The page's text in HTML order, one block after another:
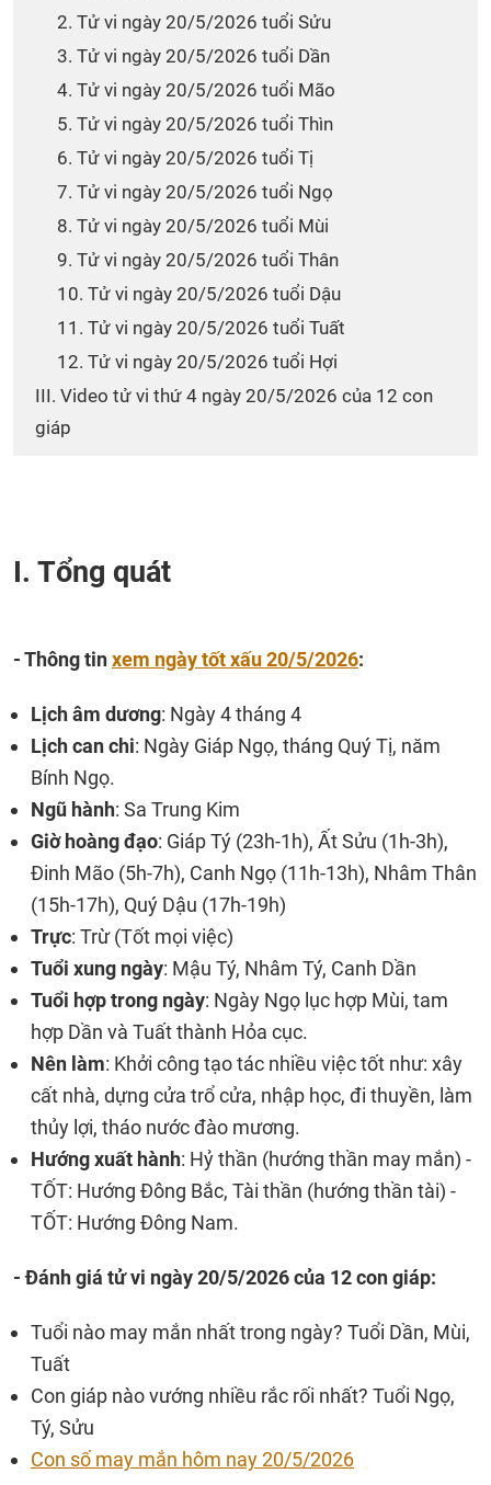
2. Tử vi ngày 20/5/2026 tuổi Sửu
3. Tử vi ngày 20/5/2026 tuổi Dần
4. Tử vi ngày 20/5/2026 tuổi Mão
5. Tử vi ngày 20/5/2026 tuổi Thìn
6. Tử vi ngày 20/5/2026 tuổi Tị
7. Tử vi ngày 20/5/2026 tuổi Ngọ
8. Tử vi ngày 20/5/2026 tuổi Mùi
9. Tử vi ngày 20/5/2026 tuổi Thân
10. Tử vi ngày 20/5/2026 tuổi Dậu
11. Tử vi ngày 20/5/2026 tuổi Tuất
12. Tử vi ngày 20/5/2026 tuổi Hợi
III. Video tử vi thứ 4 ngày 20/5/2026 của 12 con
giáp
I. Tổng quát
- Thông tinxem ngày tốt xấu 20/5/2026:
Lịch âm dương: Ngày 4 tháng 4
Lịch can chi: Ngày Giáp Ngọ, tháng Quý Tị, năm
Bính Ngọ.
Ngũ hành: Sa Trung Kim
Giờ hoàng đạo: Giáp Tý (23h-1h), Ất Sửu (1h-3h),
Đinh Mão (5h-7h), Canh Ngọ (11h-13h), Nhâm Thân
(15h-17h), Quý Dậu (17h-19h)
Trực: Trừ (Tốt mọi việc)
Tuổi xung ngày: Mậu Tý, Nhâm Tý, Canh Dần
Tuổi hợp trong ngày: Ngày Ngọ lục hợp Mùi, tam
hợp Dần và Tuất thành Hỏa cục.
Nên làm: Khởi công tạo tác nhiều việc tốt như: xây
cất nhà, dựng cửa trổ cửa, nhập học, đi thuyền, làm
thủy lợi, tháo nước đào mương.
Hướng xuất hành: Hỷ thần (hướng thần may mắn) -
TỐT: Hướng Đông Bắc, Tài thần (hướng thần tài) -
TỐT: Hướng Đông Nam.
- Đánh giá tử vi ngày 20/5/2026 của 12 con giáp:
Tuổi nào may mắn nhất trong ngày? Tuổi Dần, Mùi,
Tuất
Con giáp nào vướng nhiều rắc rối nhất? Tuổi Ngọ,
Tý, Sửu
Con số may mắn hôm nay 20/5/2026